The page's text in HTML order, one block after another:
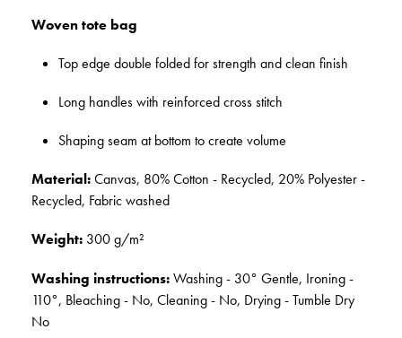
Woven tote bag
Top edge double folded for strength and clean finish
Long handles with reinforced cross stitch
Shaping seam at bottom to create volume
Material:Canvas, 80% Cotton - Recycled, 20% Polyester -
Recycled, Fabric washed
Weight: 300 g/m²
Washing instructions:Washing - 30° Gentle, Ironing -
110°, Bleaching - No, Cleaning - No, Drying - Tumble Dry
No